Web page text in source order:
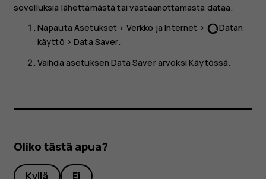
sovelluksia lähettämästä tai vastaanottamasta dataa.
NapautaAsetukset > Verkko ja Internet > data_usageDatan
käyttö >Data Saver.
Vaihda asetuksenData SaverarvoksiKäytössä.
Oliko tästä apua?
Kyllä Ei